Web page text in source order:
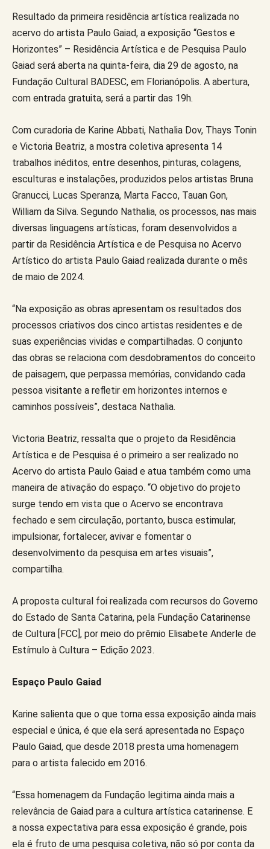
Resultado da primeira residência artística realizada no
acervo do artista Paulo Gaiad, a exposição “Gestos e
Horizontes” – Residência Artística e de Pesquisa Paulo
Gaiad será aberta na quinta-feira, dia 29 de agosto, na
Fundação Cultural BADESC, em Florianópolis. A abertura,
com entrada gratuita, será a partir das 19h.
Com curadoria de Karine Abbati, Nathalia Dov, Thays Tonin
e Victoria Beatriz, a mostra coletiva apresenta 14
trabalhos inéditos, entre desenhos, pinturas, colagens,
esculturas e instalações, produzidos pelos artistas Bruna
Granucci, Lucas Speranza, Marta Facco, Tauan Gon,
William da Silva. Segundo Nathalia, os processos, nas mais
diversas linguagens artísticas, foram desenvolvidos a
partir da Residência Artística e de Pesquisa no Acervo
Artístico do artista Paulo Gaiad realizada durante o mês
de maio de 2024.
“Na exposição as obras apresentam os resultados dos
processos criativos dos cinco artistas residentes e de
suas experiências vividas e compartilhadas. O conjunto
das obras se relaciona com desdobramentos do conceito
de paisagem, que perpassa memórias, convidando cada
pessoa visitante a refletir em horizontes internos e
caminhos possíveis”, destaca Nathalia.
Victoria Beatriz, ressalta que o projeto da Residência
Artística e de Pesquisa é o primeiro a ser realizado no
Acervo do artista Paulo Gaiad e atua também como uma
maneira de ativação do espaço. “O objetivo do projeto
surge tendo em vista que o Acervo se encontrava
fechado e sem circulação, portanto, busca estimular,
impulsionar, fortalecer, avivar e fomentar o
desenvolvimento da pesquisa em artes visuais”,
compartilha.
A proposta cultural foi realizada com recursos do Governo
do Estado de Santa Catarina, pela Fundação Catarinense
de Cultura [FCC], por meio do prêmio Elisabete Anderle de
Estímulo à Cultura – Edição 2023.
Espaço Paulo Gaiad
Karine salienta que o que torna essa exposição ainda mais
especial e única, é que ela será apresentada no Espaço
Paulo Gaiad, que desde 2018 presta uma homenagem
para o artista falecido em 2016.
“Essa homenagem da Fundação legitima ainda mais a
relevância de Gaiad para a cultura artística catarinense. E
a nossa expectativa para essa exposição é grande, pois
ela é fruto de uma pesquisa coletiva, não só por conta da